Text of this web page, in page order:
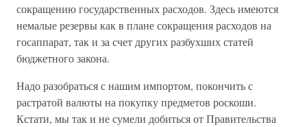
сокращению государственных расходов. Здесь имеются
немалые резервы как в плане сокращения расходов на
госаппарат, так и за счет других разбухших статей
бюджетного закона.
Надо разобраться с нашим импортом, покончить с
растратой валюты на покупку предметов роскоши.
Кстати, мы так и не сумели добиться от Правительства